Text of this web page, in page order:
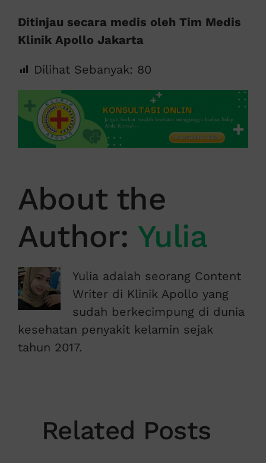
Ditinjau secara medis oleh Tim Medis
Klinik Apollo Jakarta
Dilihat Sebanyak: 80
About the
Author: Yulia
Yulia adalah seorang Content
Writer di Klinik Apollo yang
sudah berkecimpung di dunia
kesehatan penyakit kelamin sejak
tahun 2017.
Related Posts